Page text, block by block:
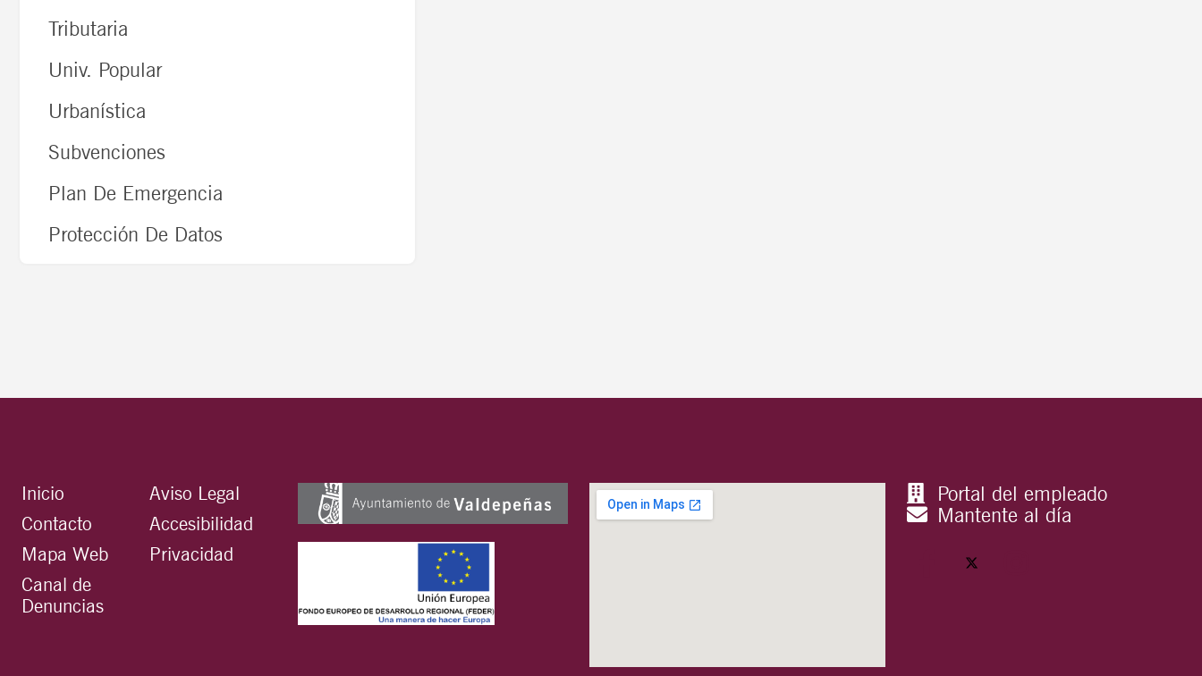
Tributaria
Univ. Popular
Urbanística
Subvenciones
Plan De Emergencia
Protección De Datos
Inicio
Contacto
Mapa Web
Canal de
Denuncias
Aviso Legal
Accesibilidad
Privacidad
Portal del empleado
Mantente al día